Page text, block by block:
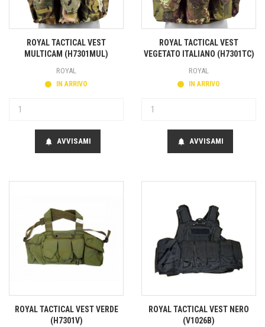
ROYAL TACTICAL VEST
MULTICAM (H7301MUL)
ROYAL
IN ARRIVO
notifications AVVISAMI
ROYAL TACTICAL VEST
VEGETATO ITALIANO (H7301TC)
ROYAL
IN ARRIVO
notifications AVVISAMI
ROYAL TACTICAL VEST VERDE
(H7301V)
ROYAL TACTICAL VEST NERO
(V1026B)